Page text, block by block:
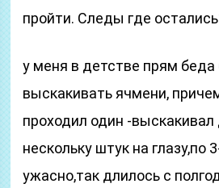
пройти. Следы где
у меня в детстве прям
выскакивать ячмени,
проходил один -выскакивал
нескольку штук на глазу,по
ужасно,так длилось с